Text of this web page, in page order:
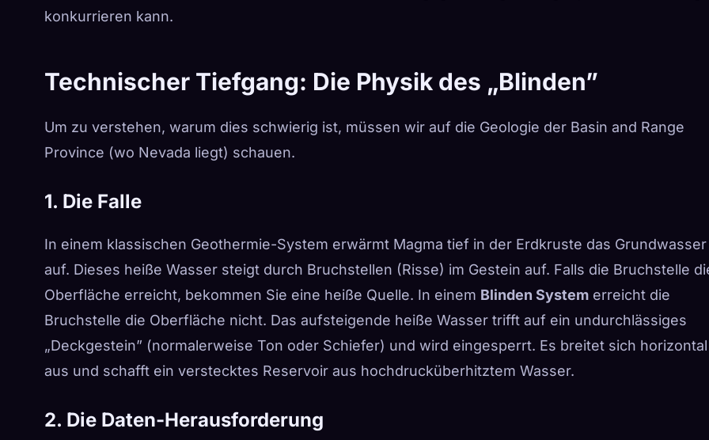
konkurrieren kann.
Technischer Tiefgang: Die Physik des „Blinden”
Um zu verstehen, warum dies schwierig ist, müssen wir auf die Geologie der Basin and Range
Province (wo Nevada liegt) schauen.
1. Die Falle
In einem klassischen Geothermie-System erwärmt Magma tief in der Erdkruste das Grundwasser
auf. Dieses heiße Wasser steigt durch Bruchstellen (Risse) im Gestein auf. Falls die Bruchstelle
Oberfläche erreicht, bekommen Sie eine heiße Quelle. In einem Blinden System erreicht die
Bruchstelle die Oberfläche nicht. Das aufsteigende heiße Wasser trifft auf ein undurchlässiges
„Deckgestein” (normalerweise Ton oder Schiefer) und wird eingesperrt. Es breitet sich horizontal
aus und schafft ein verstecktes Reservoir aus hochdrucküberhitztem Wasser.
2. Die Daten-Herausforderung